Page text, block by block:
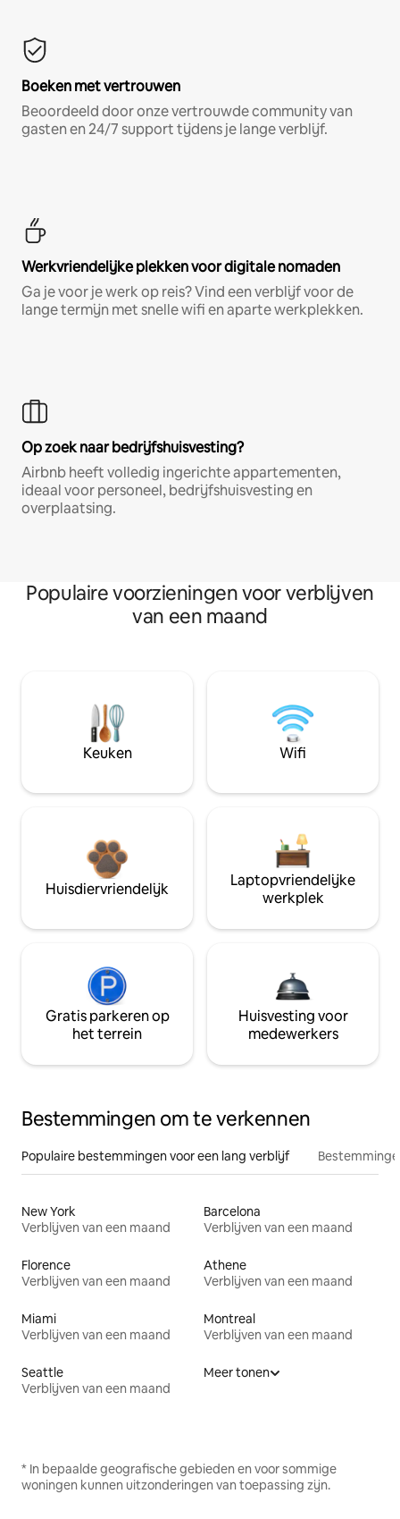
Boeken met vertrouwen
Beoordeeld door onze vertrouwde community van
gasten en 24/7 support tijdens je lange verblijf.
Werkvriendelijke plekken voor digitale nomaden
Ga je voor je werk op reis? Vind een verblijf voor de
lange termijn met snelle wifi en aparte werkplekken.
Op zoek naar bedrijfshuisvesting?
Airbnb heeft volledig ingerichte appartementen,
ideaal voor personeel, bedrijfshuisvesting en
overplaatsing.
Populaire voorzieningen voor verblijven
van een maand
Keuken Wifi
Huisdiervriendelijk
Laptopvriendelijke
werkplek
Gratis parkeren op
het terrein
Huisvesting voor
medewerkers
Bestemmingen om te verkennen
Populaire bestemmingen voor een lang verblijf
New York
Verblijven van een maand
Barcelona
Verblijven van een maand
Florence
Verblijven van een maand
Athene
Verblijven van een maand
Miami
Verblijven van een maand
Montreal
Verblijven van een maand
Seattle
Verblijven van een maand
Meer tonen
* In bepaalde geografische gebieden en voor sommige
woningen kunnen uitzonderingen van toepassing zijn.